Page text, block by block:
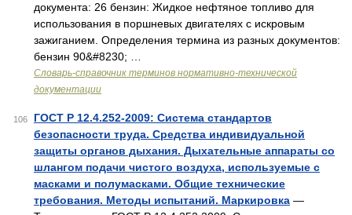
документа: 26 бензин: Жидкое нефтяное топливо для
использования в поршневых двигателях с искровым
зажиганием. Определения термина из разных документов:
бензин 90&#8230; …
Словарь-справочник терминов нормативно-технической
документации
106
ГОСТ Р 12.4.252-2009: Система стандартов
безопасности труда. Средства индивидуальной
защиты органов дыхания. Дыхательные аппараты со
шлангом подачи чистого воздуха, используемые с
масками и полумасками. Общие технические
требования. Методы испытаний. Маркировка —